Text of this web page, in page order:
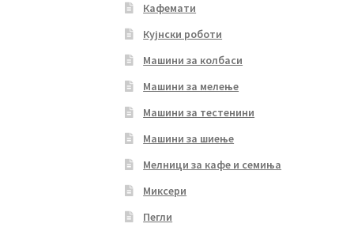
Кафемати
Кујнски роботи
Машини за колбаси
Машини за мелење
Машини за тестенини
Машини за шиење
Мелници за кафе и семиња
Миксери
Пегли